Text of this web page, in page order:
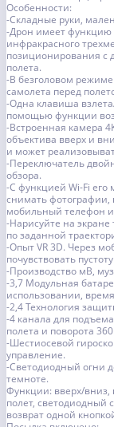
Особенности:
-Складные руки,
-Дрон имеет функцию
инфракрасного
позиционирования с
полета.
-В безголовом
самолета перед
-Одна клавиша
помощью функции
-Встроенная камера
объектива вверх и
и может
-Переключатель
обзора.
-С функцией Wi-Fi его
снимать фотографии,
мобильный телефон
-Нарисуйте на
по заданной
-Опыт VR 3D. Через
почувствовать
-Производство мВ,
-3,7 Модульная
использовании,
-2,4 Технология
-4 канала для
полета и поворота 360
-Шестиосевой
управление.
-Светодиодный огни
темноте.
Функции: вверх/вниз,
полет, светодиодный
возврат одной